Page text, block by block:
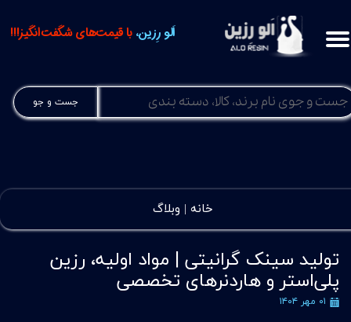
جست و جو
اَلو رِزین، با قیمت‌های شگفت‌انگیز!!!
خانه | وبلاگ
تولید سینک گرانیتی | مواد اولیه، رزین
پلی‌استر و هاردنرهای تخصصی
۰۱ مهر ۱۴۰۴